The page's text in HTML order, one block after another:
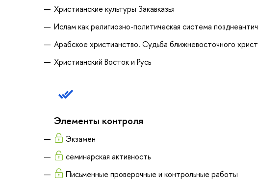
Христианские культуры Закавказья
Ислам как религиозно-политическая система
Арабское христианство. Судьба ближневосточного
Христианский Восток и Русь
Элементы контроля
Экзамен
семинарская активность
Письменные проверочные и контрольные работы